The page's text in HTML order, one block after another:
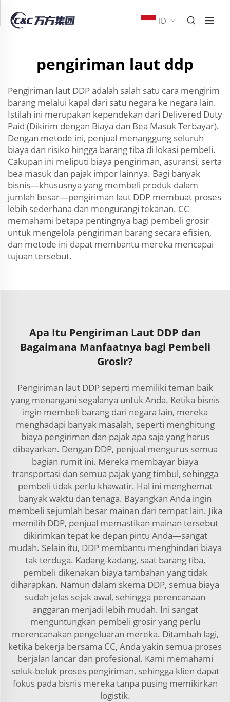
ID
pengiriman laut ddp
Pengiriman laut DDP adalah salah satu cara mengirim
barang melalui kapal dari satu negara ke negara lain.
Istilah ini merupakan kependekan dari Delivered Duty
Paid (Dikirim dengan Biaya dan Bea Masuk Terbayar).
Dengan metode ini, penjual menanggung seluruh
biaya dan risiko hingga barang tiba di lokasi pembeli.
Cakupan ini meliputi biaya pengiriman, asuransi, serta
bea masuk dan pajak impor lainnya. Bagi banyak
bisnis—khususnya yang membeli produk dalam
jumlah besar—pengiriman laut DDP membuat proses
lebih sederhana dan mengurangi tekanan. CC
memahami betapa pentingnya bagi pembeli grosir
untuk mengelola pengiriman barang secara efisien,
dan metode ini dapat membantu mereka mencapai
tujuan tersebut.
Apa Itu Pengiriman Laut DDP dan
Bagaimana Manfaatnya bagi Pembeli
Grosir?
Pengiriman laut DDP seperti memiliki teman baik
yang menangani segalanya untuk Anda. Ketika bisnis
ingin membeli barang dari negara lain, mereka
menghadapi banyak masalah, seperti menghitung
biaya pengiriman dan pajak apa saja yang harus
dibayarkan. Dengan DDP, penjual mengurus semua
bagian rumit ini. Mereka membayar biaya
transportasi dan semua pajak yang timbul, sehingga
pembeli tidak perlu khawatir. Hal ini menghemat
banyak waktu dan tenaga. Bayangkan Anda ingin
membeli sejumlah besar mainan dari tempat lain. Jika
memilih DDP, penjual memastikan mainan tersebut
dikirimkan tepat ke depan pintu Anda—sangat
mudah. Selain itu, DDP membantu menghindari biaya
tak terduga. Kadang-kadang, saat barang tiba,
pembeli dikenakan biaya tambahan yang tidak
diharapkan. Namun dalam skema DDP, semua biaya
sudah jelas sejak awal, sehingga perencanaan
anggaran menjadi lebih mudah. Ini sangat
menguntungkan pembeli grosir yang perlu
merencanakan pengeluaran mereka. Ditambah lagi,
ketika bekerja bersama CC, Anda yakin semua proses
berjalan lancar dan profesional. Kami memahami
seluk-beluk proses pengiriman, sehingga klien dapat
fokus pada bisnis mereka tanpa pusing memikirkan
logistik.